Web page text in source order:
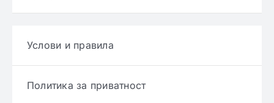
Услови и правила
Политика за приватност